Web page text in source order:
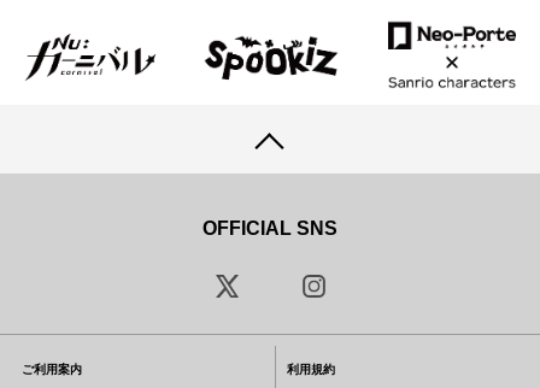
OFFICIAL SNS
ご利用案内 利用規約